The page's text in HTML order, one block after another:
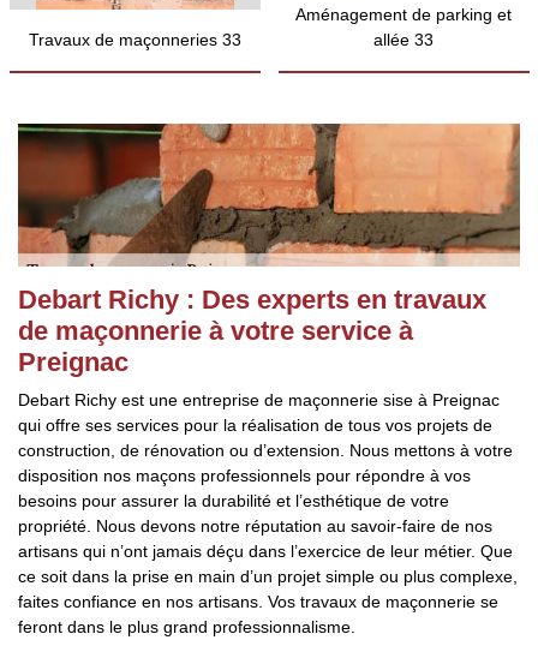
Travaux de maçonneries 33
Aménagement de parking et
allée 33
Debart Richy : Des experts en travaux
de maçonnerie à votre service à
Preignac
Debart Richy est une entreprise de maçonnerie sise à Preignac
qui offre ses services pour la réalisation de tous vos projets de
construction, de rénovation ou d’extension. Nous mettons à votre
disposition nos maçons professionnels pour répondre à vos
besoins pour assurer la durabilité et l’esthétique de votre
propriété. Nous devons notre réputation au savoir-faire de nos
artisans qui n’ont jamais déçu dans l’exercice de leur métier. Que
ce soit dans la prise en main d’un projet simple ou plus complexe,
faites confiance en nos artisans. Vos travaux de maçonnerie se
feront dans le plus grand professionnalisme.